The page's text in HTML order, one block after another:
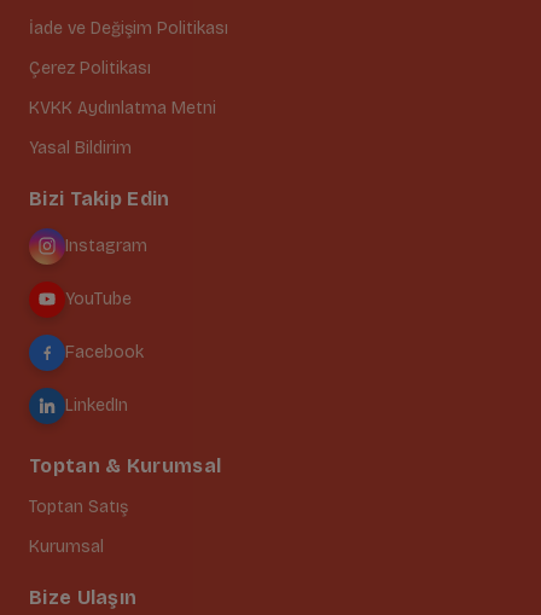
İade ve Değişim Politikası
Çerez Politikası
KVKK Aydınlatma Metni
Yasal Bildirim
Bizi Takip Edin
Instagram
YouTube
Facebook
LinkedIn
Toptan & Kurumsal
Toptan Satış
Kurumsal
Bize Ulaşın